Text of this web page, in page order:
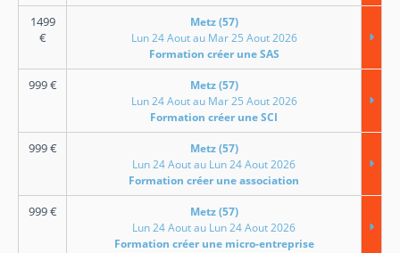
1499
€
Metz (57)
Lun 24 Aout au Mar 25 Aout 2026
Formation créer une SAS
999€
Metz (57)
Lun 24 Aout au Mar 25 Aout 2026
Formation créer une SCI
999€
Metz (57)
Lun 24 Aout au Lun 24 Aout 2026
Formation créer une association
999€
Metz (57)
Lun 24 Aout au Lun 24 Aout 2026
Formation créer une micro-entreprise